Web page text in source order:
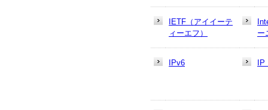
IETF（アイイーテ
ィーエフ）
ー
IPv6